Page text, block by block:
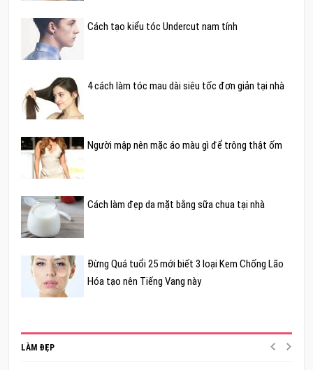
Cách tạo kiểu tóc Undercut nam tính
4 cách làm tóc mau dài siêu tốc đơn giản tại nhà
Người mập nên mặc áo màu gì để trông thật ốm
Cách làm đẹp da mặt bằng sữa chua tại nhà
Đừng Quá tuổi 25 mới biết 3 loại Kem Chống Lão
Hóa tạo nên Tiếng Vang này
LÀM ĐẸP